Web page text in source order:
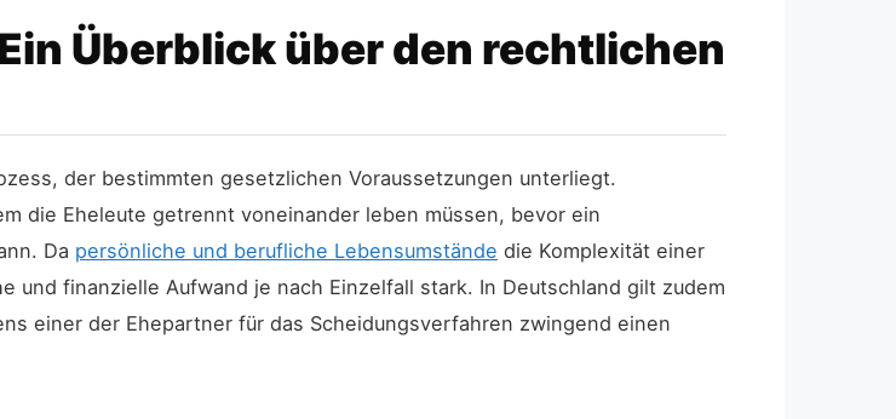
Überblick über den rechtlichen
der bestimmten gesetzlichen Voraussetzungen unterliegt.
die Eheleute getrennt voneinander leben müssen, bevor ein
Da persönliche und berufliche Lebensumstände die Komplexität einer
finanzielle Aufwand je nach Einzelfall stark. In Deutschland gilt zudem
einer der Ehepartner für das Scheidungsverfahren zwingend einen